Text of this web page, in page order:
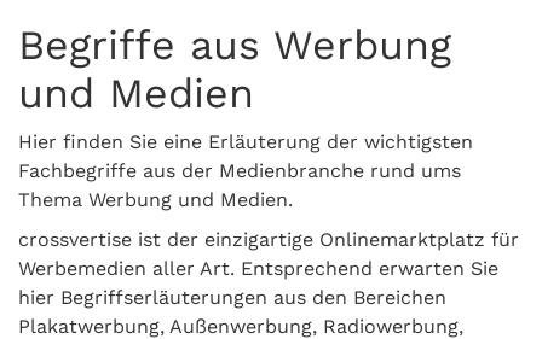
Begriffe aus Werbung
und Medien
Hier finden Sie eine Erläuterung der wichtigsten
Fachbegriffe aus der Medienbranche rund ums
Thema Werbung und Medien.
crossvertise ist der einzigartige Onlinemarktplatz für
Werbemedien aller Art. Entsprechend erwarten Sie
hier Begriffserläuterungen aus den Bereichen
Plakatwerbung, Außenwerbung, Radiowerbung,